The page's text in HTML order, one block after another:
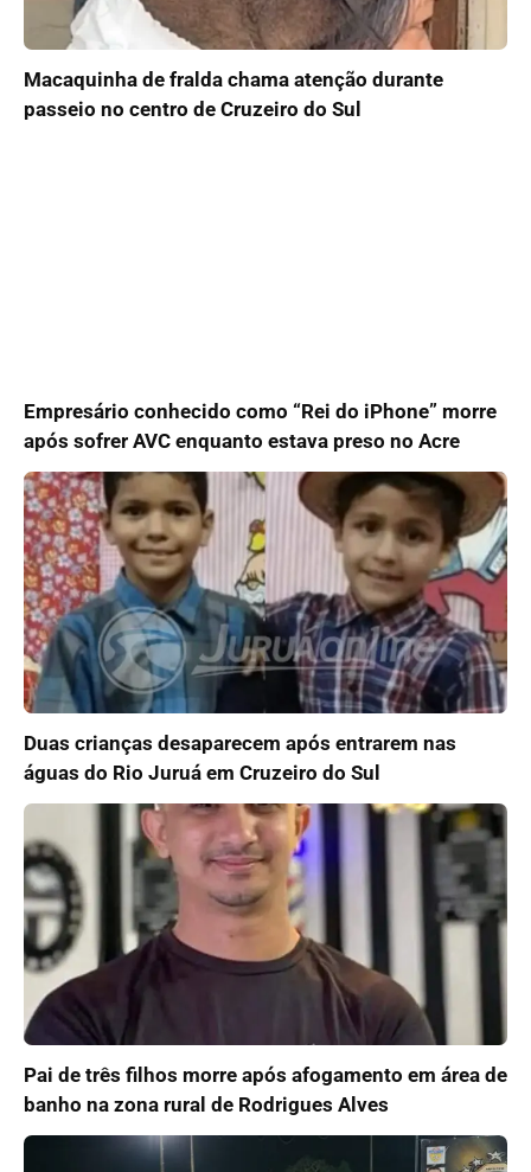
Macaquinha de fralda chama atenção durante
passeio no centro de Cruzeiro do Sul
Empresário conhecido como “Rei do iPhone” morre
após sofrer AVC enquanto estava preso no Acre
Duas crianças desaparecem após entrarem nas
águas do Rio Juruá em Cruzeiro do Sul
Pai de três filhos morre após afogamento em área de
banho na zona rural de Rodrigues Alves